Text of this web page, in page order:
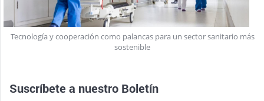
Tecnología y cooperación como palancas para un sector sanitario más
sostenible
Suscríbete a nuestro Boletín